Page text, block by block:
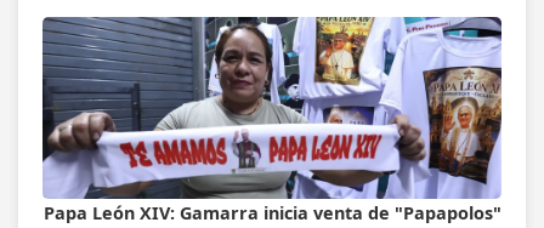
Papa León XIV: Gamarra inicia venta de "Papapolos"